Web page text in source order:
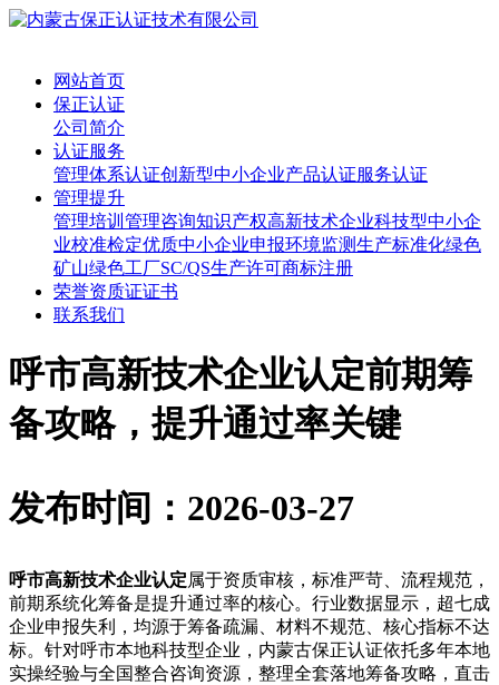
网站首页
保正认证
公司简介
认证服务
管理体系认证创新型中小企业产品认证服务认证
管理提升
管理培训 管理咨询知识产权高新技术企业科技型中小企
业校准检定优质中小企业申报环境监测生产标准化绿色
矿山绿色工厂SC/QS生产许可商标注册
荣誉资质证证书
联系我们
呼市高新技术企业认定前期筹
备攻略，提升通过率关键
发布时间：2026-03-27
呼市高新技术企业认定属于资质审核，标准严苛、流程规范，
前期系统化筹备是提升通过率的核心。行业数据显示，超七成
企业申报失利，均源于筹备疏漏、材料不规范、核心指标不达
标。针对呼市本地科技型企业，内蒙古保正认证依托多年本地
实操经验与全国整合咨询资源，整理全套落地筹备攻略，直击